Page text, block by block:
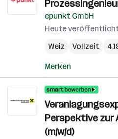
epunkt GmbH
Heute
Weiz
Vollzeit
Merken
Perspektive zur
(m/w/d)